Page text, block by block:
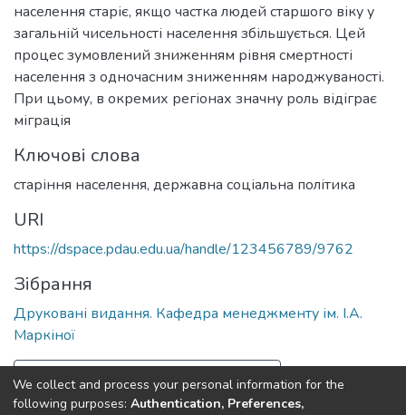
населення старіє, якщо частка людей старшого віку у
загальній чисельності населення збільшується. Цей
процес зумовлений зниженням рівня смертності
населення з одночасним зниженням народжуваності.
При цьому, в окремих регіонах значну роль відіграє
міграція
Ключові слова
старіння населення, державна соціальна політика
URI
https://dspace.pdau.edu.ua/handle/123456789/9762
Зібрання
Друковані видання. Кафедра менеджменту ім. І.А.
Маркіної
Повна інформація про документ
We collect and process your personal information for the
following purposes: Authentication, Preferences,